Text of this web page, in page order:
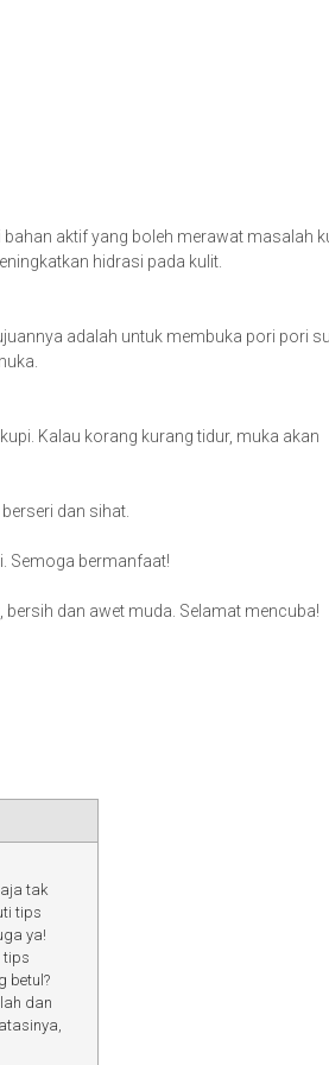
aktif yang boleh merawat masalah
hidrasi pada kulit.
adalah untuk membuka pori pori
Kalau korang kurang tidur, muka akan
dan sihat.
Semoga bermanfaat!
dan awet muda. Selamat mencuba!
tak
tips
ya!
tips
betul?
dan